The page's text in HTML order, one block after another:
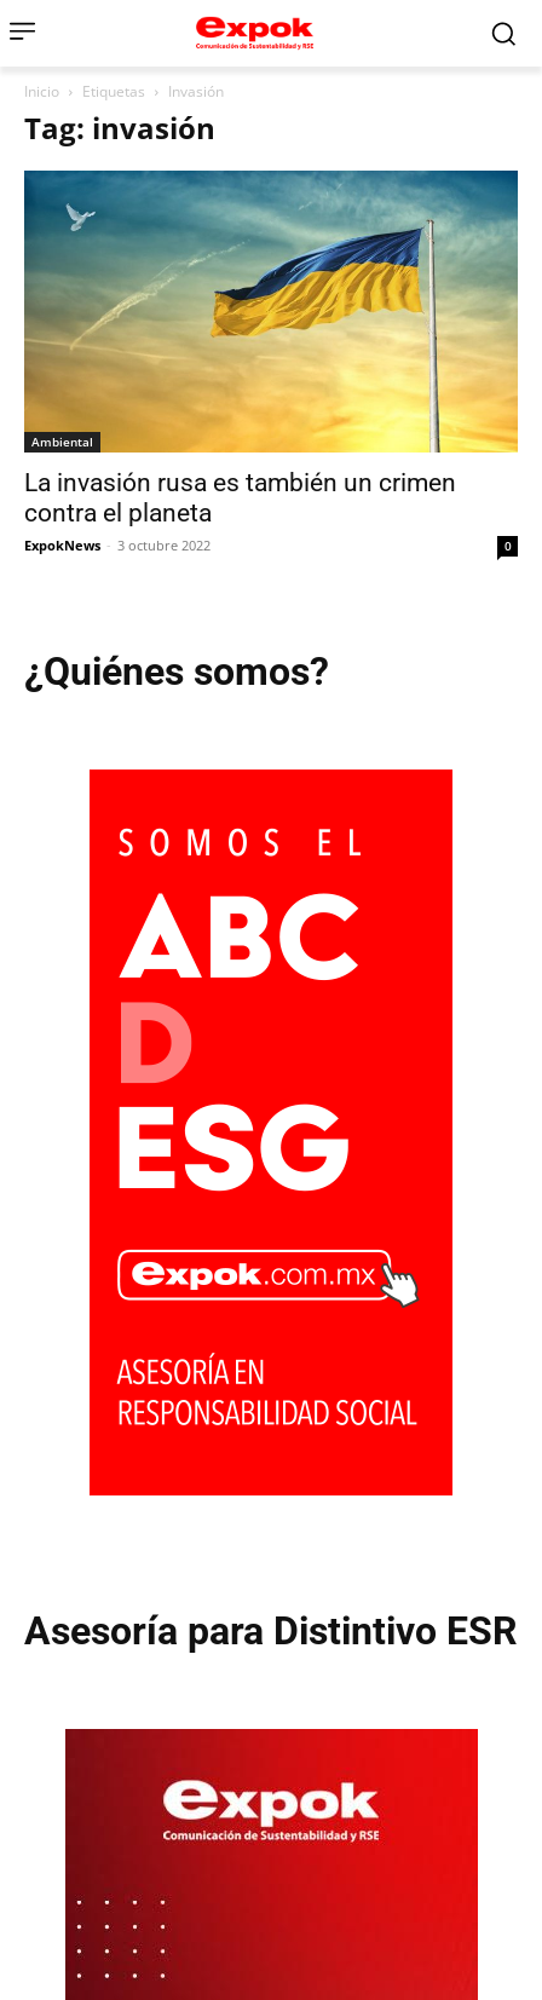
Inicio Etiquetas Invasión
Tag: invasión
Ambiental
La invasión rusa es también un crimen
contra el planeta
ExpokNews - 3 octubre 2022 0
¿Quiénes somos?
Asesoría para Distintivo ESR